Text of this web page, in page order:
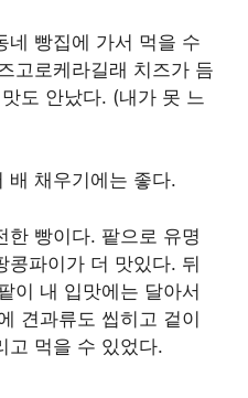
네 빵집에 가서 먹을 수
고로케라길래 치즈가 듬
도 안났다. (내가 못 느
배 채우기에는 좋다.
한 빵이다. 팥으로 유명
콩파이가 더 맛있다. 뒤
이 내 입맛에는 달아서
견과류도 씹히고 겉이
고 먹을 수 있었다.